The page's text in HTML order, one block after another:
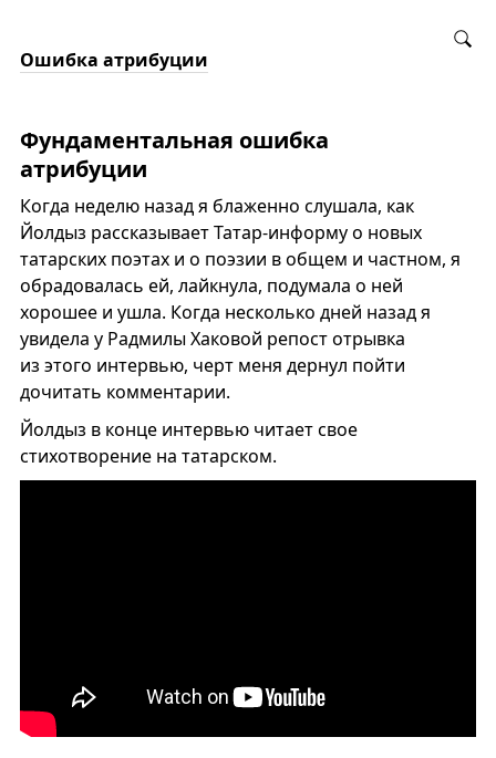
Ошибка атрибуции
Фундаментальная ошибка
атрибуции
Когда неделю назад я блаженно слушала, как
Йолдыз рассказывает Татар-информу о новых
татарских поэтах и о поэзии в общем и частном, я
обрадовалась ей, лайкнула, подумала о ней
хорошее и ушла. Когда несколько дней назад я
увидела у Радмилы Хаковой репост отрывка
из этого интервью, черт меня дернул пойти
дочитать комментарии.
Йолдыз в конце интервью читает свое
стихотворение на татарском.